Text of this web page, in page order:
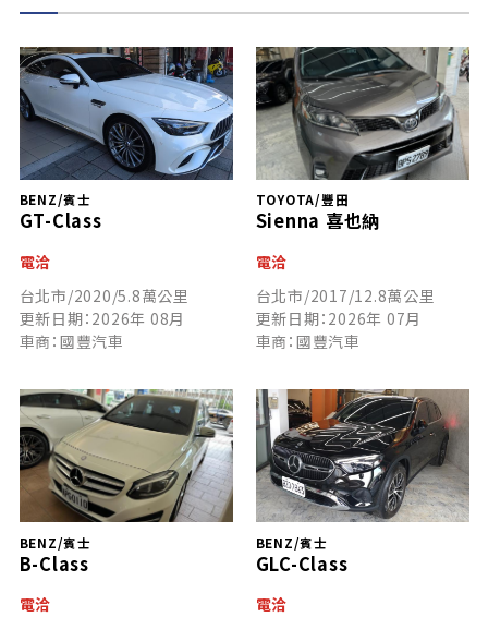
BENZ/賓士
GT-Class
電洽
台北市/2020/5.8萬公里
更新日期：2026年 08月
車商：國豐汽車
TOYOTA/豐田
Sienna 喜也納
電洽
台北市/2017/12.8萬公里
更新日期：2026年 07月
車商：國豐汽車
BENZ/賓士
B-Class
電洽
BENZ/賓士
GLC-Class
電洽